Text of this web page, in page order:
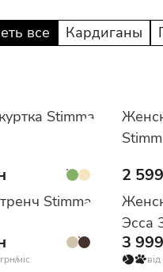
все Кардиганы
Stimma
2
Stimma
міс
Эсса
3